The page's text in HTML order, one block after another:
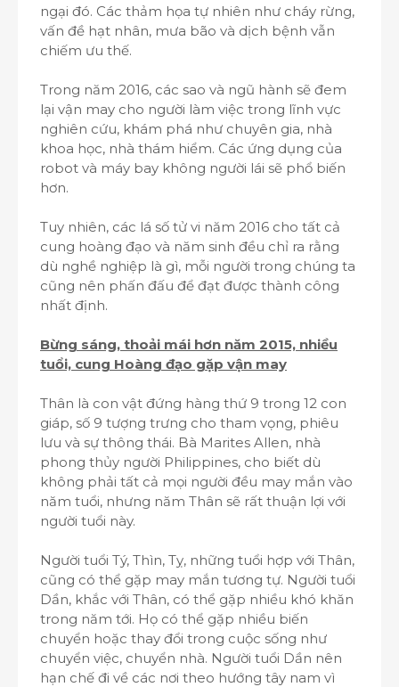
ngại đó. Các thảm họa tự nhiên như cháy rừng,
vấn đề hạt nhân, mưa bão và dịch bệnh vẫn
chiếm ưu thế.
Trong năm 2016, các sao và ngũ hành sẽ đem
lại vận may cho người làm việc trong lĩnh vực
nghiên cứu, khám phá như chuyên gia, nhà
khoa học, nhà thám hiểm. Các ứng dụng của
robot và máy bay không người lái sẽ phổ biến
hơn.
Tuy nhiên, các lá số tử vi năm 2016 cho tất cả
cung hoàng đạo và năm sinh đều chỉ ra rằng
dù nghề nghiệp là gì, mỗi người trong chúng ta
cũng nên phấn đấu để đạt được thành công
nhất định.
Bừng sáng, thoải mái hơn năm 2015, nhiều
tuổi, cung Hoàng đạo gặp vận may
Thân là con vật đứng hàng thứ 9 trong 12 con
giáp, số 9 tượng trưng cho tham vọng, phiêu
lưu và sự thông thái. Bà Marites Allen, nhà
phong thủy người Philippines, cho biết dù
không phải tất cả mọi người đều may mắn vào
năm tuổi, nhưng năm Thân sẽ rất thuận lợi với
người tuổi này.
Người tuổi Tý, Thìn, Tỵ, những tuổi hợp với Thân,
cũng có thể gặp may mắn tương tự. Người tuổi
Dần, khắc với Thân, có thể gặp nhiều khó khăn
trong năm tới. Họ có thể gặp nhiều biến
chuyển hoặc thay đổi trong cuộc sống như
chuyển việc, chuyển nhà. Người tuổi Dần nên
hạn chế đi về các nơi theo hướng tây nam vì